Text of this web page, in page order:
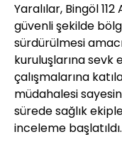
Yaralılar, Bingöl
güvenli şekilde
sürdürülmesi
kuruluşlarına sevk
çalışmalarına
müdahalesi
sürede sağlık
inceleme başlatıldı.